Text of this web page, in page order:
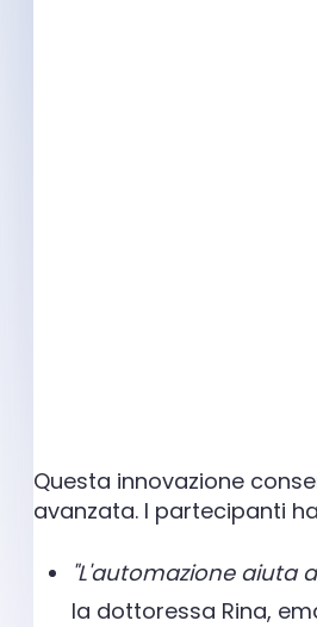
Questa innovazione
avanzata. I partecipanti
"L'automazione aiuta
la dottoressa Rina,